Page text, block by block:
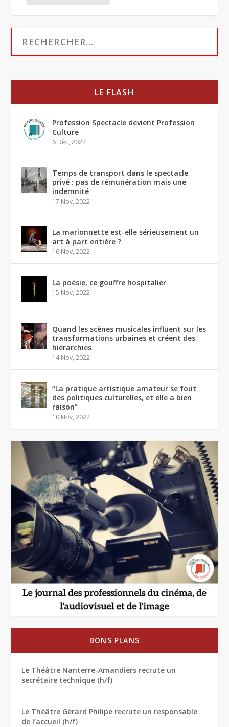
LE FLASH
Profession Spectacle devient Profession
Culture
6 Déc, 2022
Temps de transport dans le spectacle
privé : pas de rémunération mais une
indemnité
17 Nov, 2022
La marionnette est-elle sérieusement un
art à part entière ?
16 Nov, 2022
La poésie, ce gouffre hospitalier
15 Nov, 2022
Quand les scènes musicales influent sur les
transformations urbaines et créent des
hiérarchies
14 Nov, 2022
“La pratique artistique amateur se fout
des politiques culturelles, et elle a bien
raison”
10 Nov, 2022
BONS PLANS
Le Théâtre Nanterre-Amandiers recrute un
secrétaire technique (h/f)
Le Théâtre Gérard Philipe recrute un responsable
de l’accueil (h/f)